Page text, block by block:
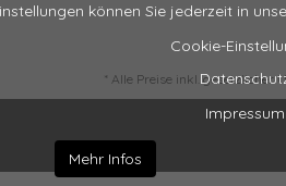
können Sie jederzeit in
Cookie-
Impressum
Mehr Infos
* Alle Preise inkl. gesetzlicher